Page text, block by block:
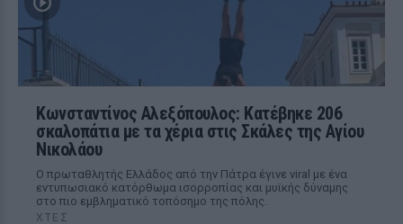
Κωνσταντίνος Αλεξόπουλος: Κατέβηκε 206
σκαλοπάτια με τα χέρια στις Σκάλες της Αγίου
Νικολάου
Ο πρωταθλητής Ελλάδος από την Πάτρα έγινε viral με ένα
εντυπωσιακό κατόρθωμα ισορροπίας και μυϊκής δύναμης
στο πιο εμβληματικό τοπόσημο της πόλης.
ΧΤΕΣ